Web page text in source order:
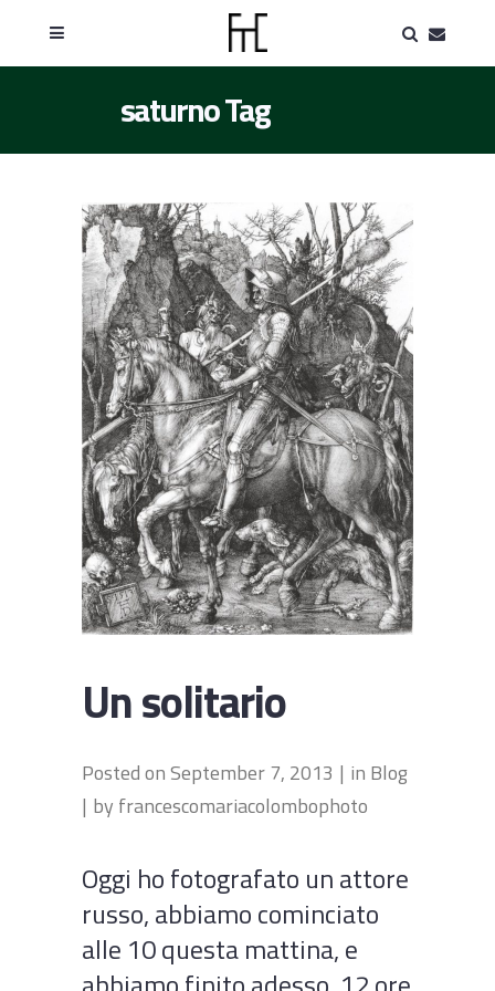
saturno Tag
Un solitario
Posted onSeptember 7, 2013 in Blog
by francescomariacolombophoto
Oggi ho fotografato un attore
russo, abbiamo cominciato
alle 10 questa mattina, e